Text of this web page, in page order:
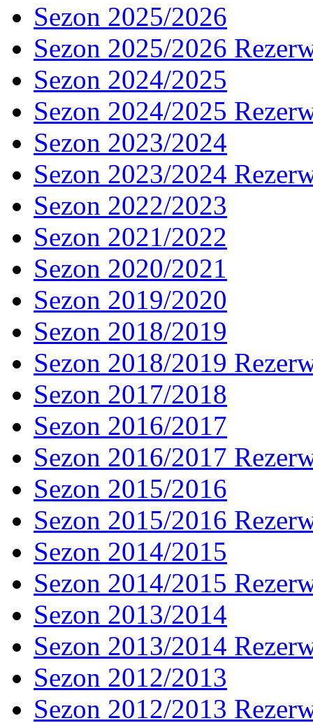
Sezon 2025/2026
Sezon 2025/2026
Sezon 2024/2025
Sezon 2024/2025
Sezon 2023/2024
Sezon 2023/2024
Sezon 2022/2023
Sezon 2021/2022
Sezon 2020/2021
Sezon 2019/2020
Sezon 2018/2019
Sezon 2018/2019
Sezon 2017/2018
Sezon 2016/2017
Sezon 2016/2017
Sezon 2015/2016
Sezon 2015/2016
Sezon 2014/2015
Sezon 2014/2015
Sezon 2013/2014
Sezon 2013/2014
Sezon 2012/2013
Sezon 2012/2013